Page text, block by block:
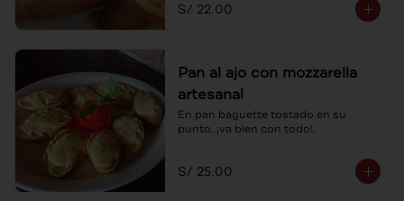
S/ 22.00
Pan al ajo con mozzarella
artesanal
En pan baguette tostado en su
punto. ¡va bien con todo!.
S/ 25.00